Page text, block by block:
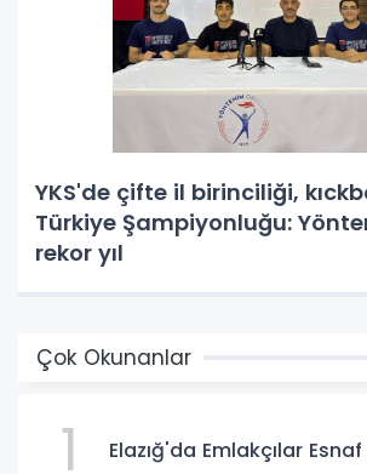
YKS'de çifte il birinciliği,
Türkiye Şampiyonluğu:
rekor yıl
Çok Okunanlar
1 Elazığ'da Emlakçılar